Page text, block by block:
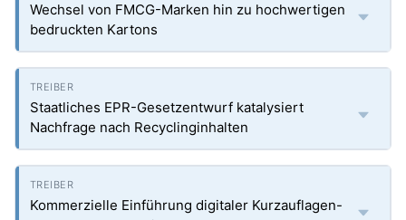
Wechsel von FMCG-Marken hin zu hochwertigen
bedruckten Kartons
Staatliches EPR-Gesetzentwurf katalysiert
Nachfrage nach Recyclinginhalten
Kommerzielle Einführung digitaler Kurzauflagen-